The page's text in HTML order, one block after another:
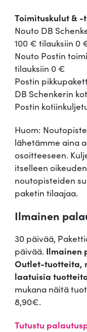
Toimituskulut &
Nouto DB
100 € tilauksiin 0
Nouto Postin
tilauksiin 0 €
Postin
DB Schenkerin
Postin
Huom:
lähetämme aina
osoitteeseen.
itselleen
noutopisteiden
paketin tilaajaa.
Ilmainen
30 päivää,
päivää. Ilmainen
Outlet-tuotteita,
laatuisia
mukana näitä
8,90€.
Tutustu